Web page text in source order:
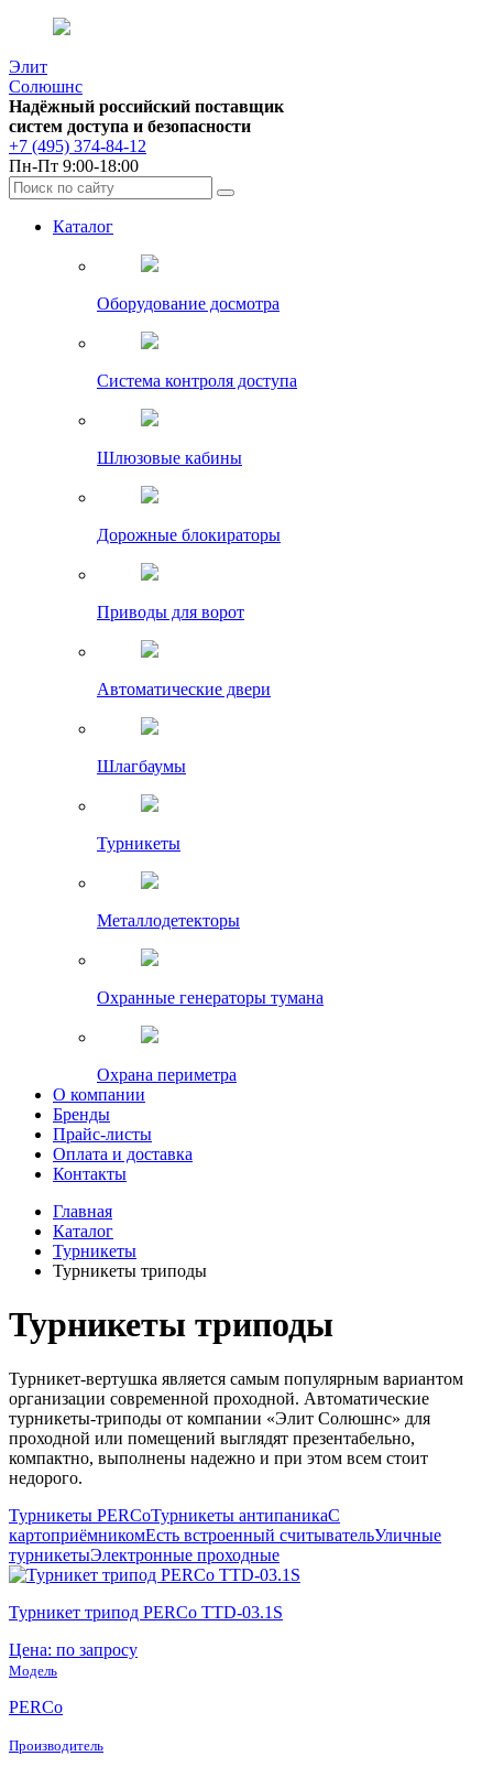
Элит
Солюшнс
Надёжный российский поставщик
систем доступа и безопасности
+7 (495) 374-84-12
Пн-Пт 9:00-18:00
Каталог
Оборудование досмотра
Система контроля доступа
Шлюзовые кабины
Дорожные блокираторы
Приводы для ворот
Автоматические двери
Шлагбаумы
Турникеты
Металлодетекторы
Охранные генераторы тумана
Охрана периметра
О компании
Бренды
Прайс-листы
Оплата и доставка
Контакты
Главная
Каталог
Турникеты
Турникеты триподы
Турникеты триподы
Турникет-вертушка является самым популярным вариантом
организации современной проходной. Автоматические
турникеты-триподы от компании «Элит Солюшнс» для
проходной или помещений выглядят презентабельно,
компактно, выполнены надежно и при этом всем стоит
недорого.
Турникеты PERCoТурникеты антипаникаС
картоприёмникомЕсть встроенный считывательУличные
турникетыЭлектронные проходные
Турникет трипод PERCo TTD-03.1S
Цена: по запросу
Модель
PERCo
Производитель